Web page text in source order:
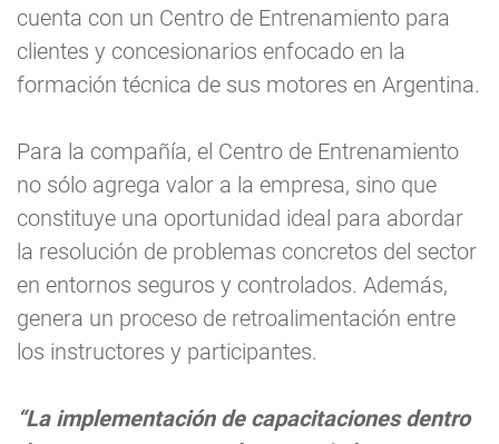
cuenta con un Centro de Entrenamiento para
clientes y concesionarios enfocado en la
formación técnica de sus motores en Argentina.
Para la compañía, el Centro de Entrenamiento
no sólo agrega valor a la empresa, sino que
constituye una oportunidad ideal para abordar
la resolución de problemas concretos del sector
en entornos seguros y controlados. Además,
genera un proceso de retroalimentación entre
los instructores y participantes.
“La implementación de capacitaciones dentro